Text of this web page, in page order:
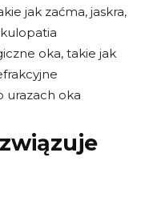
jak zaćma, jaskra,
oka, takie jak
urazach oka